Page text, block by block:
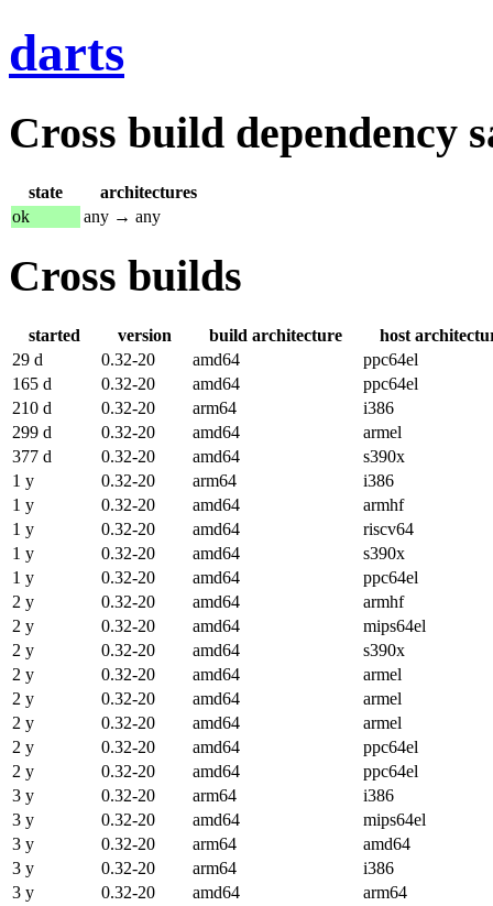
darts
Cross build dependency
state
architectures
ok
any → any
Cross builds
started version build architecture
host
29 d
0.32-20 amd64
ppc64el
165 d
0.32-20 amd64
ppc64el
210 d
0.32-20 arm64
i386
299 d
0.32-20 amd64
armel
377 d
0.32-20 amd64
s390x
1 y
0.32-20 arm64
i386
1 y
0.32-20 amd64
armhf
1 y
0.32-20 amd64
riscv64
1 y
0.32-20 amd64
s390x
1 y
0.32-20 amd64
ppc64el
2 y
0.32-20 amd64
armhf
2 y
0.32-20 amd64
mips64el
2 y
0.32-20 amd64
s390x
2 y
0.32-20 amd64
armel
2 y
0.32-20 amd64
armel
2 y
0.32-20 amd64
armel
2 y
0.32-20 amd64
ppc64el
2 y
0.32-20 amd64
ppc64el
3 y
0.32-20 arm64
i386
3 y
0.32-20 amd64
mips64el
3 y
0.32-20 arm64
amd64
3 y
0.32-20 arm64
i386
3 y
0.32-20 amd64
arm64